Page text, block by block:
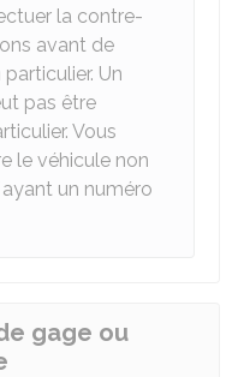
la contre-
avant de
Un
pas être
Vous
le véhicule non
un numéro
gage ou